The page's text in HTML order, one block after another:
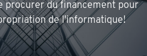
procurer du financement pour
de l'informatique!